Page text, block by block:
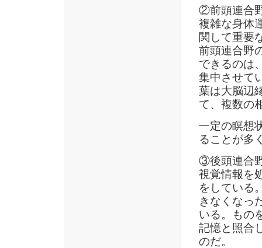
②前頭連合
複雑な身体
関して重要
前頭連合野
できるのは
集中させて
葉は大脳辺
て、複数の
一定の瞑想
ることが多
③後頭連合
視覚情報を
をしている
きなくなっ
いる。もの
記憶と照合
のだ。